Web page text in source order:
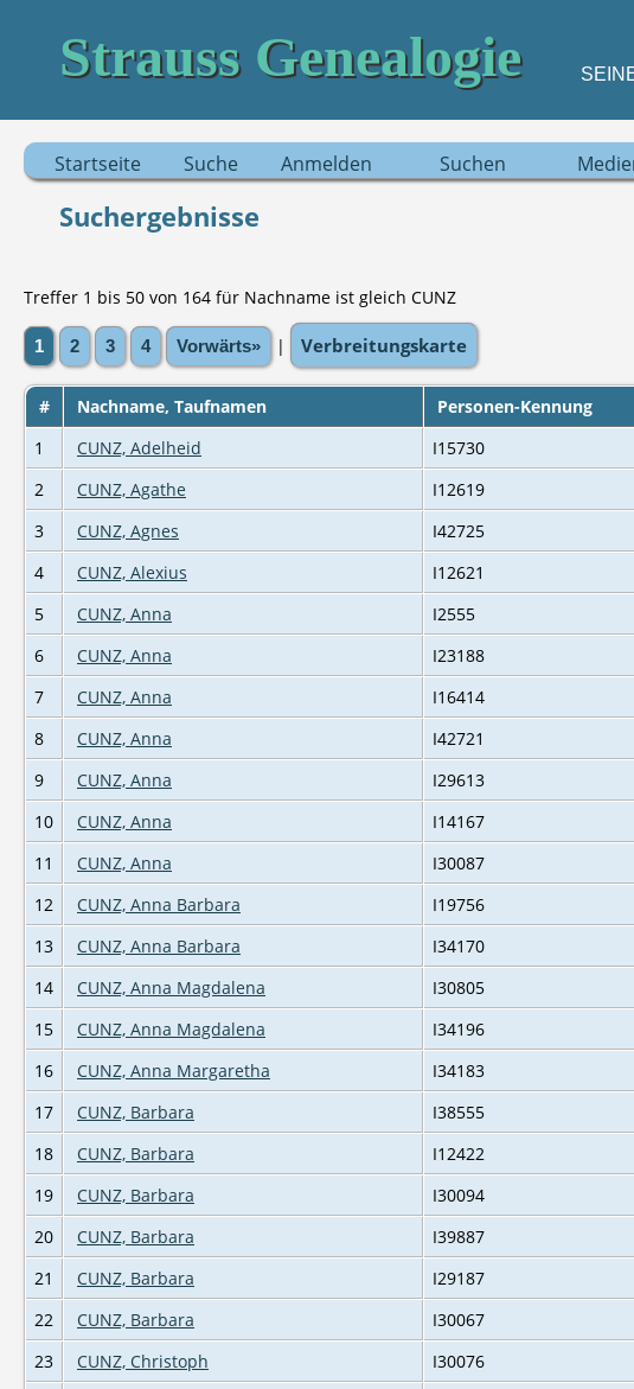
Strauss Genealogie
Startseite Suche Anmelden Suchen
Suchergebnisse
Treffer 1 bis 50 von 164 für Nachname ist gleich CUNZ
1 2 3 4 Vorwärts» | Verbreitungskarte
# Nachname, Taufnamen Personen-Kennung
1
CUNZ, Adelheid
I15730
2
CUNZ, Agathe I12619
3
CUNZ, Agnes I42725
4
CUNZ, Alexius I12621
5
CUNZ, Anna I2555
6
CUNZ, Anna I23188
7
CUNZ, Anna I16414
8
CUNZ, Anna I42721
9
CUNZ, Anna I29613
10
CUNZ, Anna I14167
11
CUNZ, Anna I30087
12
CUNZ, Anna Barbara
I19756
13
CUNZ, Anna Barbara I34170
14
CUNZ, Anna Magdalena I30805
15
CUNZ, Anna Magdalena I34196
16
CUNZ, Anna Margaretha I34183
17
CUNZ, Barbara I38555
18
CUNZ, Barbara I12422
19
CUNZ, Barbara I30094
20
CUNZ, Barbara I39887
21
CUNZ, Barbara I29187
22
CUNZ, Barbara I30067
23
CUNZ, Christoph I30076